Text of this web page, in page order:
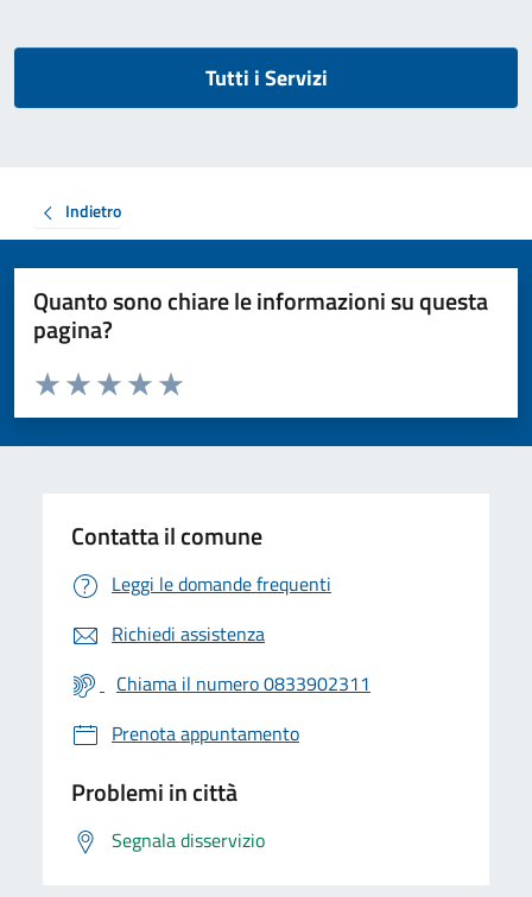
Tutti i Servizi
Indietro
Quanto sono chiare le informazioni su questa
pagina?
Valuta da 1 a 5 stelle la pagina
Valuta 5 stelle su 5
Valuta 4 stelle su 5
Valuta 3 stelle su 5
Valuta 2 stelle su 5
Valuta 1 stelle su 5
Contatta il comune
Leggi le domande frequenti
Richiedi assistenza
Chiama il numero 0833902311
Prenota appuntamento
Problemi in città
Segnala disservizio